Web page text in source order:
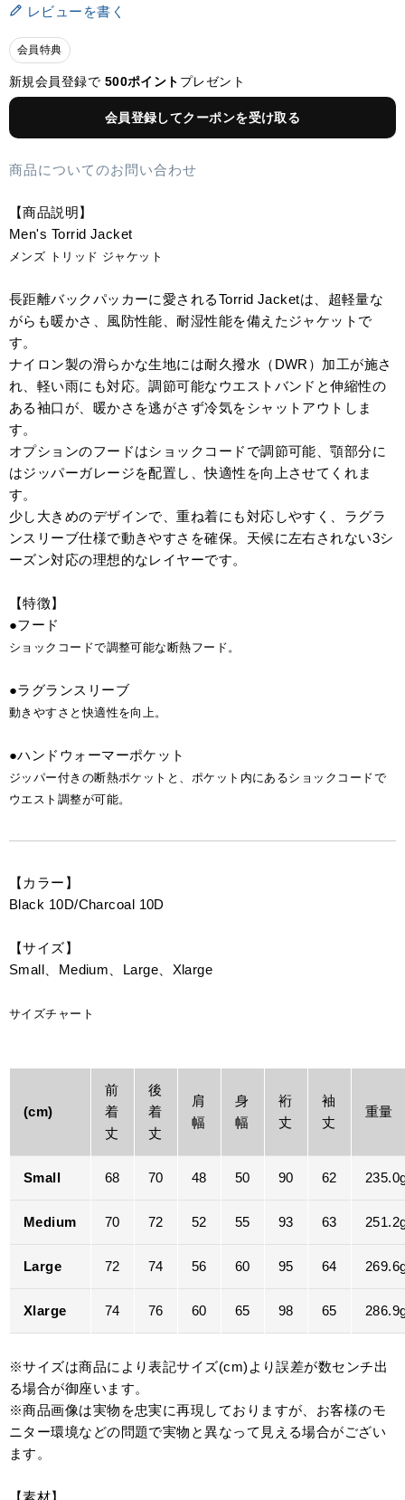
レビューを書く
会員特典
新規会員登録で 500ポイント プレゼント
会員登録してクーポンを受け取る
商品についてのお問い合わせ
【商品説明】
Men's Torrid Jacket
メンズ トリッド ジャケット
長距離バックパッカーに愛されるTorrid Jacketは、超軽量な
がらも暖かさ、風防性能、耐湿性能を備えたジャケットで
す。
ナイロン製の滑らかな生地には耐久撥水（DWR）加工が施さ
れ、軽い雨にも対応。調節可能なウエストバンドと伸縮性の
ある袖口が、暖かさを逃がさず冷気をシャットアウトしま
す。
オプションのフードはショックコードで調節可能、顎部分に
はジッパーガレージを配置し、快適性を向上させてくれま
す。
少し大きめのデザインで、重ね着にも対応しやすく、ラグラ
ンスリーブ仕様で動きやすさを確保。天候に左右されない3シ
ーズン対応の理想的なレイヤーです。
【特徴】
●フード
ショックコードで調整可能な断熱フード。
●ラグランスリーブ
動きやすさと快適性を向上。
●ハンドウォーマーポケット
ジッパー付きの断熱ポケットと、ポケット内にあるショックコードで
ウエスト調整が可能。
【カラー】
Black 10D/Charcoal 10D
【サイズ】
Small、Medium、Large、Xlarge
サイズチャート
(cm)
前
着
丈
後
着
丈
肩
幅
身
幅
裄
丈
袖
丈
重量
Small 68 70 48 50 90 62
Medium 70 72 52 55 93 63
Large 72 74 56 60 95 64
Xlarge 74 76 60 65 98 65
※サイズは商品により表記サイズ(cm)より誤差が数センチ出
る場合が御座います。
※商品画像は実物を忠実に再現しておりますが、お客様のモ
ニター環境などの問題で実物と異なって見える場合がござい
ます。